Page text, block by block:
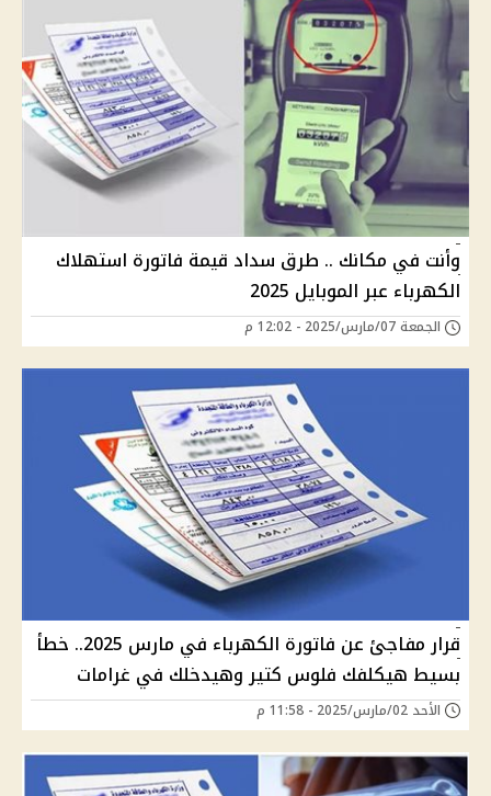
وأنت في مكانك .. طرق سداد قيمة فاتورة استهلاك
الكهرباء عبر الموبايل 2025
الجمعة 07/مارس/2025 - 12:02 م
قرار مفاجئ عن فاتورة الكهرباء في مارس 2025.. خطأ
بسيط هيكلفك فلوس كتير وهيدخلك في غرامات
الأحد 02/مارس/2025 - 11:58 م